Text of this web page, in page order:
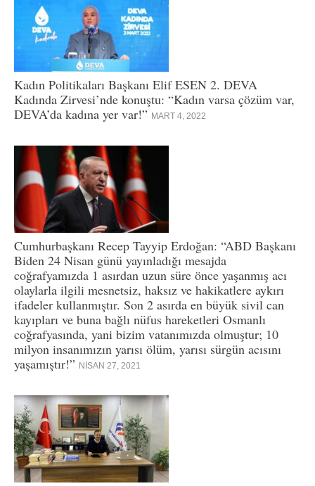
Kadın Politikaları Başkanı Elif ESEN 2. DEVA
Kadında Zirvesi’nde konuştu: “Kadın varsa çözüm var,
DEVA’da kadına yer var!” MART 4, 2022
Cumhurbaşkanı Recep Tayyip Erdoğan: “ABD Başkanı
Biden 24 Nisan günü yayınladığı mesajda
coğrafyamızda 1 asırdan uzun süre önce yaşanmış acı
olaylarla ilgili mesnetsiz, haksız ve hakikatlere aykırı
ifadeler kullanmıştır. Son 2 asırda en büyük sivil can
kayıpları ve buna bağlı nüfus hareketleri Osmanlı
coğrafyasında, yani bizim vatanımızda olmuştur; 10
milyon insanımızın yarısı ölüm, yarısı sürgün acısını
yaşamıştır!” NISAN 27, 2021